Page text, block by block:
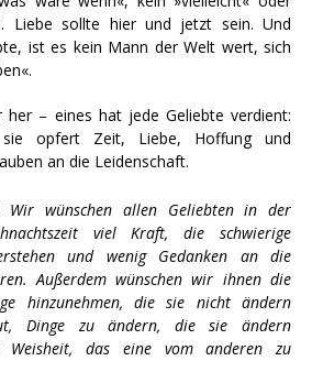
Liebe sollte hier und jetzt sein. Und
ist es kein Mann der Welt wert, sich
her – eines hat jede Geliebte verdient:
sie opfert Zeit, Liebe, Hoffung und
an die Leidenschaft.
Wir wünschen allen Geliebten in der
viel Kraft, die schwierige
und wenig Gedanken an die
Außerdem wünschen wir ihnen die
hinzunehmen, die sie nicht ändern
Dinge zu ändern, die sie ändern
das eine vom anderen zu